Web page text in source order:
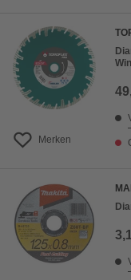
Merken